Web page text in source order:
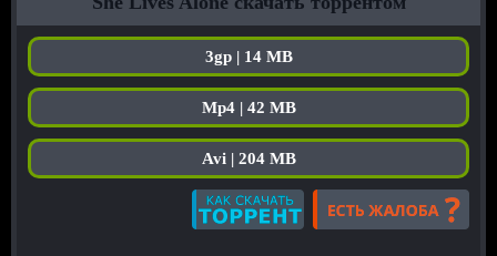
3gp | 14 MB
Mp4 | 42 MB
Avi | 204 MB